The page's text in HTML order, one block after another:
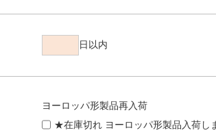
日以内
ヨーロッパ形製品再入荷
★在庫切れ ヨーロッパ形製品入荷し